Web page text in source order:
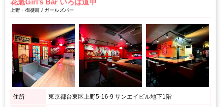
上野・御徒町 / ガールズバー
住所 東京都台東区上野5-16-9 サンエイビル地下1階